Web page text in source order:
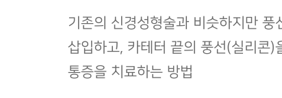
기존의 신경성형술과 비슷하지만
삽입하고, 카테터 끝의 풍선(실리콘
통증을 치료하는 방법